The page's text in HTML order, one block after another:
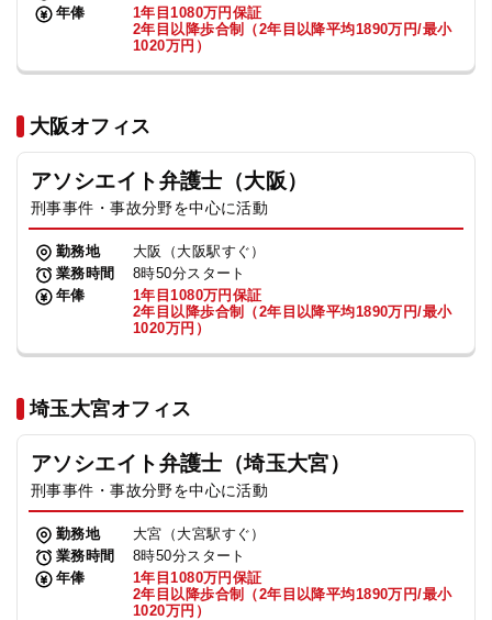
年俸
1年目1080万円保証
2年目以降歩合制（2年目以降平均1890万円/最小
1020万円）
大阪オフィス
アソシエイト弁護士（大阪）
刑事事件・事故分野を中心に活動
勤務地
大阪（大阪駅すぐ）
業務時間
8時50分スタート
年俸
1年目1080万円保証
2年目以降歩合制（2年目以降平均1890万円/最小
1020万円）
埼玉大宮オフィス
アソシエイト弁護士（埼玉大宮）
刑事事件・事故分野を中心に活動
勤務地
大宮（大宮駅すぐ）
業務時間
8時50分スタート
年俸
1年目1080万円保証
2年目以降歩合制（2年目以降平均1890万円/最小
1020万円）
相談先情報サイト
法人グループ
プライバシーポリシー 利用規約
TikTok受賞 定義集 動画集